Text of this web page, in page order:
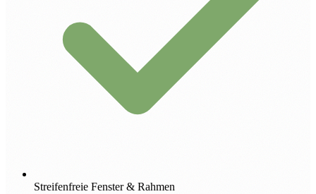
Streifenfreie Fenster & Rahmen